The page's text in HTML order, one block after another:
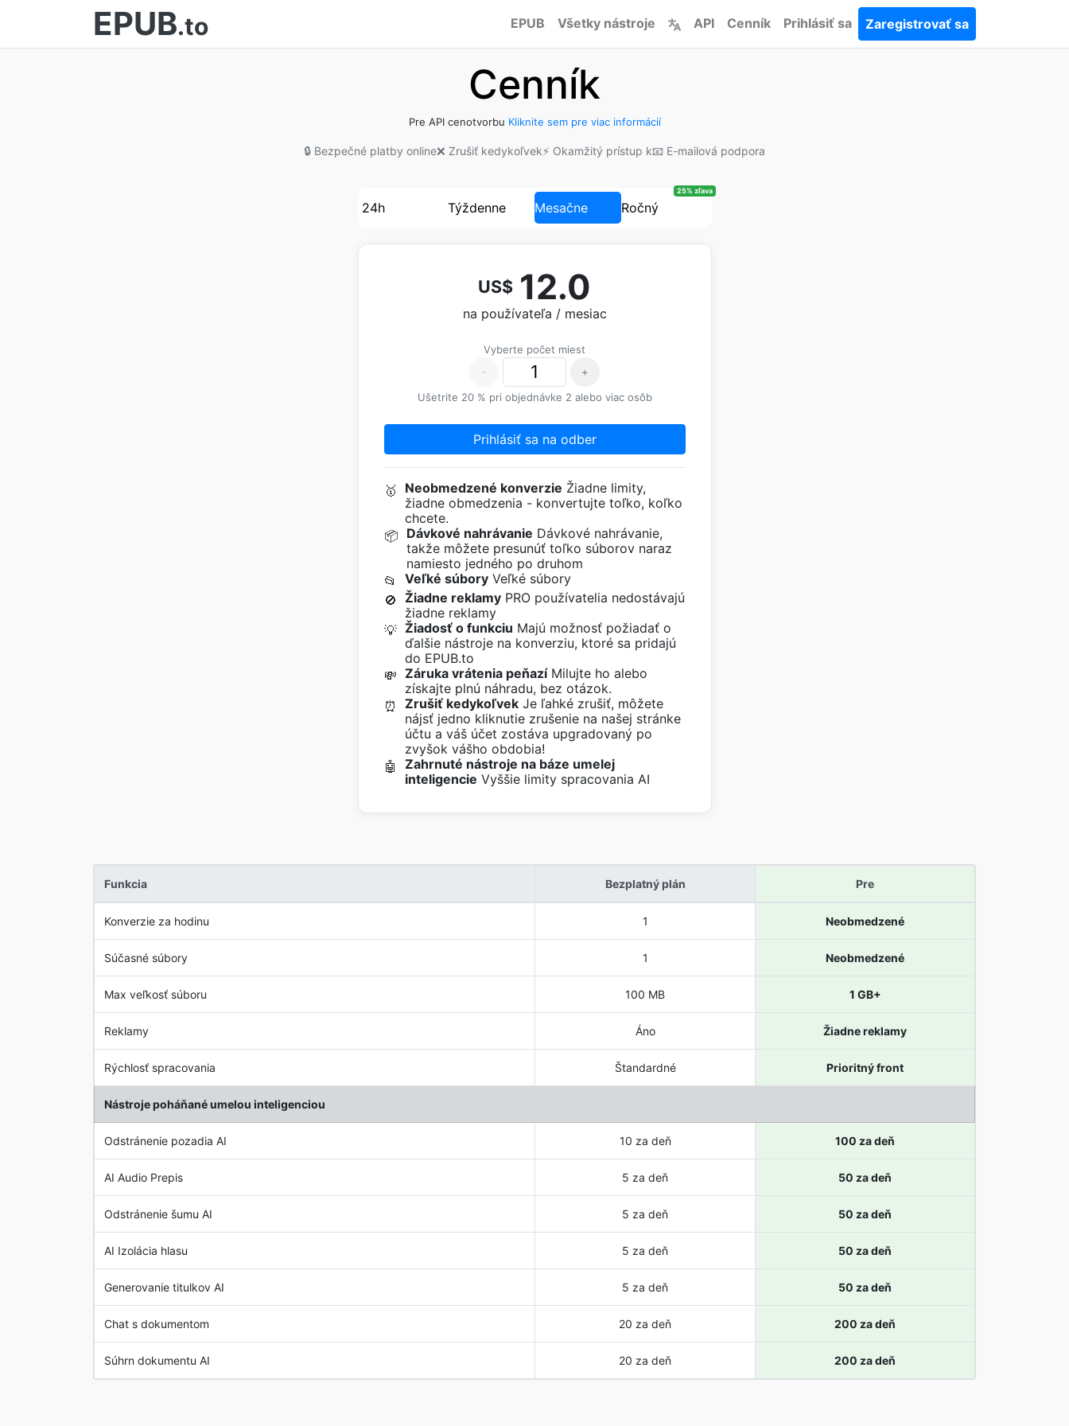
EPUB.to EPUB Všetky nástroje API Cenník Prihlásiť sa Zaregistrovať sa
Cenník
Pre API cenotvorbu Kliknite sem pre viac informácií
🔒 Bezpečné platby online❌ Zrušiť kedykoľvek⚡ Okamžitý prístup k📧 E-mailová podpora
24h Týždenne Mesačne Ročný
25% zľava
US$ 12.0
na používateľa / mesiac
Vyberte počet miest
-
+
Ušetrite 20 % pri objednávke 2 alebo viac osôb
Prihlásiť sa na odber
🥇 Neobmedzené konverzie Žiadne limity,
žiadne obmedzenia - konvertujte toľko, koľko
chcete.
📦 Dávkové nahrávanie Dávkové nahrávanie,
takže môžete presunúť toľko súborov naraz
namiesto jedného po druhom
📂
Veľké súboryVeľké súbory
🚫 Žiadne reklamyPRO používatelia nedostávajú
žiadne reklamy
💡 Žiadosť o funkciu Majú možnosť požiadať o
ďalšie nástroje na konverziu, ktoré sa pridajú
do EPUB.to
💸 Záruka vrátenia peňazíMilujte ho alebo
získajte plnú náhradu, bez otázok.
⏰
Zrušiť kedykoľvekJe ľahké zrušiť, môžete
nájsť jedno kliknutie zrušenie na našej stránke
účtu a váš účet zostáva upgradovaný po
zvyšok vášho obdobia!
🤖
Zahrnuté nástroje na báze umelej
inteligencie Vyššie limity spracovania AI
Funkcia Bezplatný plán Pre
Konverzie za hodinu 1 Neobmedzené
Súčasné súbory 1 Neobmedzené
Max veľkosť súboru 100 MB 1 GB+
Reklamy Áno Žiadne reklamy
Rýchlosť spracovania Štandardné Prioritný front
Nástroje poháňané umelou inteligenciou
Odstránenie pozadia AI 10 za deň 100 za deň
AI Audio Prepis 5 za deň 50 za deň
Odstránenie šumu AI 5 za deň 50 za deň
AI Izolácia hlasu 5 za deň 50 za deň
Generovanie titulkov AI 5 za deň 50 za deň
Chat s dokumentom 20 za deň 200 za deň
Súhrn dokumentu AI 20 za deň 200 za deň